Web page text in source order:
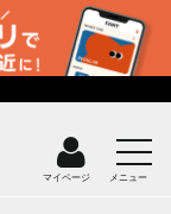
マイページ メニュー